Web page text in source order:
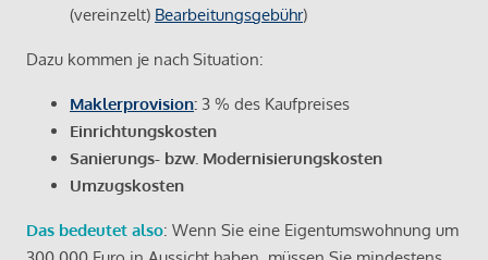
(vereinzelt) Bearbeitungsgebühr)
Dazu kommen je nach Situation:
Maklerprovision: 3 % des Kaufpreises
Einrichtungskosten
Sanierungs- bzw. Modernisierungskosten
Umzugskosten
Das bedeutet also: Wenn Sie eine Eigentumswohnung um